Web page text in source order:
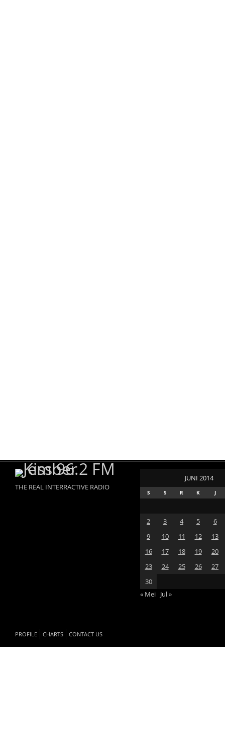
THE REAL INTERRACTIVE RADIO
JUNI 2014
S S R K J
2 3 4 5
6
9
10 11 12
13
16
17 18 19
20
23
24 25 26
27
30
« Mei Jul »
PROFILE CHARTS CONTACT US